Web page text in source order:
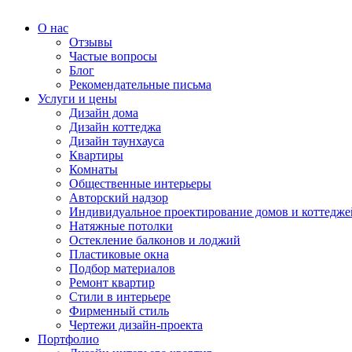
О нас
Отзывы
Частые вопросы
Блог
Рекомендательные письма
Услуги и цены
Дизайн дома
Дизайн коттеджа
Дизайн таунхауса
Квартиры
Комнаты
Общественные интерьеры
Авторский надзор
Индивидуальное проектирование домов и
Натяжные потолки
Остекление балконов и лоджий
Пластиковые окна
Подбор материалов
Ремонт квартир
Стили в интерьере
Фирменный стиль
Чертежи дизайн-проекта
Портфолио